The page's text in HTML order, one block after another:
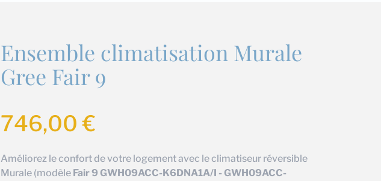
Ensemble climatisation Murale
Gree Fair 9
746,00€
Améliorez le confort de votre logement avec le climatiseur réversible
Murale (modèle Fair 9 GWH09ACC-K6DNA1A/I - GWH09ACC-